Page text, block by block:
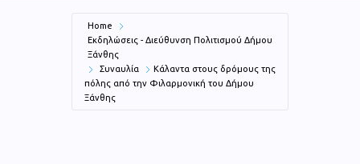
Home
Εκδηλώσεις - Διεύθυνση Πολιτισμού Δήμου
Ξάνθης
Συναυλία
Κάλαντα στους δρόμους της
πόλης από την Φιλαρμονική του Δήμου
Ξάνθης